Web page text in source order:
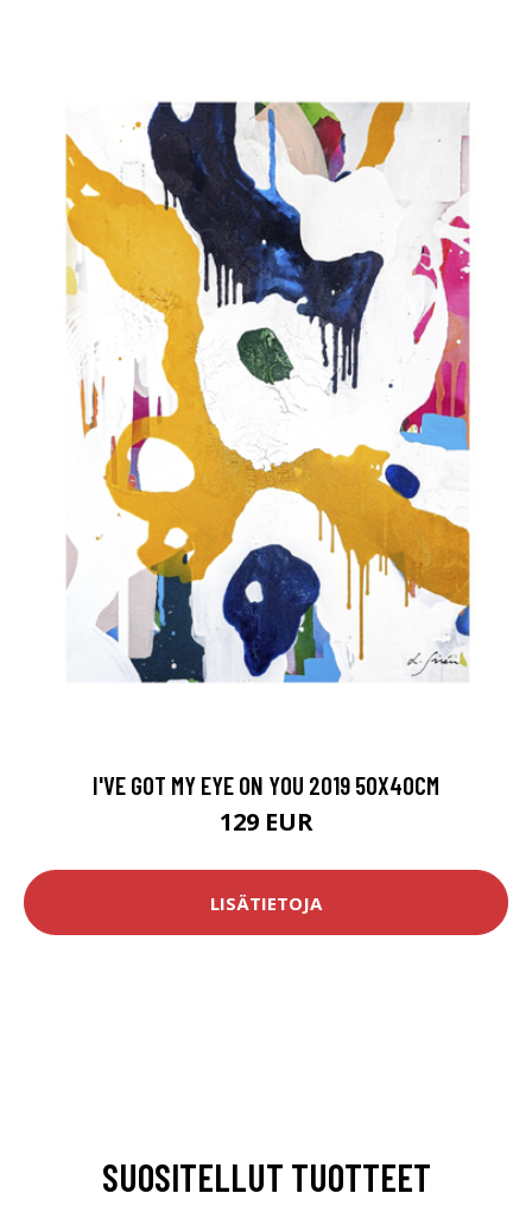
I'VE GOT MY EYE ON YOU 2019 50X40CM
129 EUR
LISÄTIETOJA
SUOSITELLUT TUOTTEET